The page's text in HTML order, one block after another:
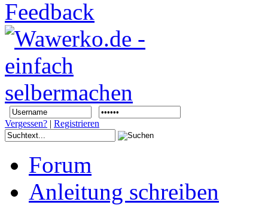
Vergessen? | Registrieren
Forum
Anleitung schreiben